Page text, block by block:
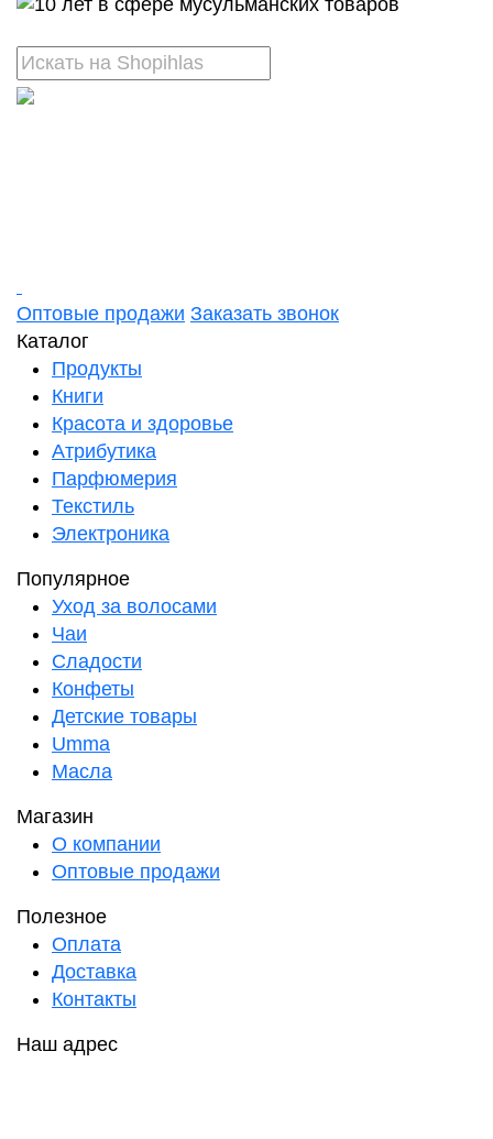
Оптовые продажи Заказать звонок
Каталог
Продукты
Книги
Красота и здоровье
Атрибутика
Парфюмерия
Текстиль
Электроника
Популярное
Уход за волосами
Чаи
Сладости
Конфеты
Детские товары
Umma
Масла
Магазин
О компании
Оптовые продажи
Полезное
Оплата
Доставка
Контакты
Наш адрес